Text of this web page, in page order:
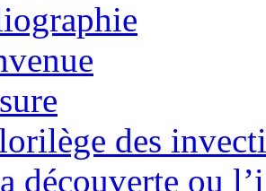
des
découverte ou